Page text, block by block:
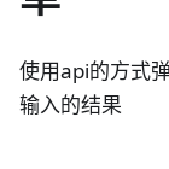
使用api的方式
输入的结果